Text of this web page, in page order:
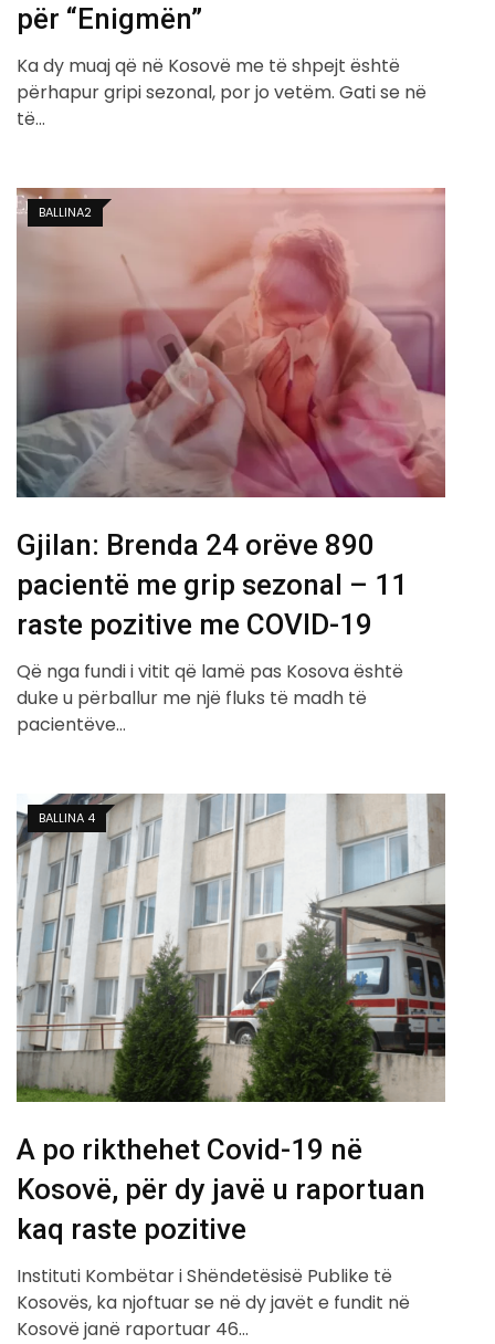
për “Enigmën”
Ka dy muaj që në Kosovë me të shpejt është
përhapur gripi sezonal, por jo vetëm. Gati se në
të…
BALLINA2
Gjilan: Brenda 24 orëve 890
pacientë me grip sezonal – 11
raste pozitive me COVID-19
Që nga fundi i vitit që lamë pas Kosova është
duke u përballur me një fluks të madh të
pacientëve…
BALLINA 4
A po rikthehet Covid-19 në
Kosovë, për dy javë u raportuan
kaq raste pozitive
Instituti Kombëtar i Shëndetësisë Publike të
Kosovës, ka njoftuar se në dy javët e fundit në
Kosovë janë raportuar 46…